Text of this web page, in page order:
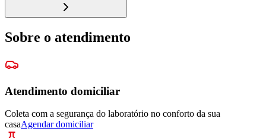
Sobre o atendimento
Atendimento domiciliar
Coleta com a segurança do laboratório no conforto da sua
casaAgendar domiciliar